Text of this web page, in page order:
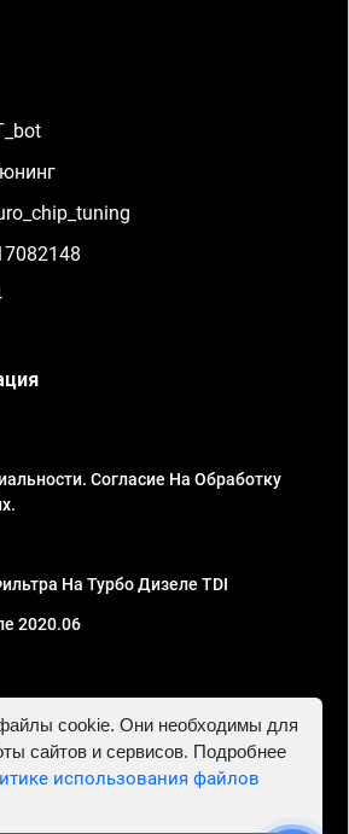
Согласие На Обработку
На Турбо Дизеле TDI
2020.06
Павлович. ИНН 781302555843,
cookie. Они необходимы для
сайтов и сервисов. Подробнее
использования файлов